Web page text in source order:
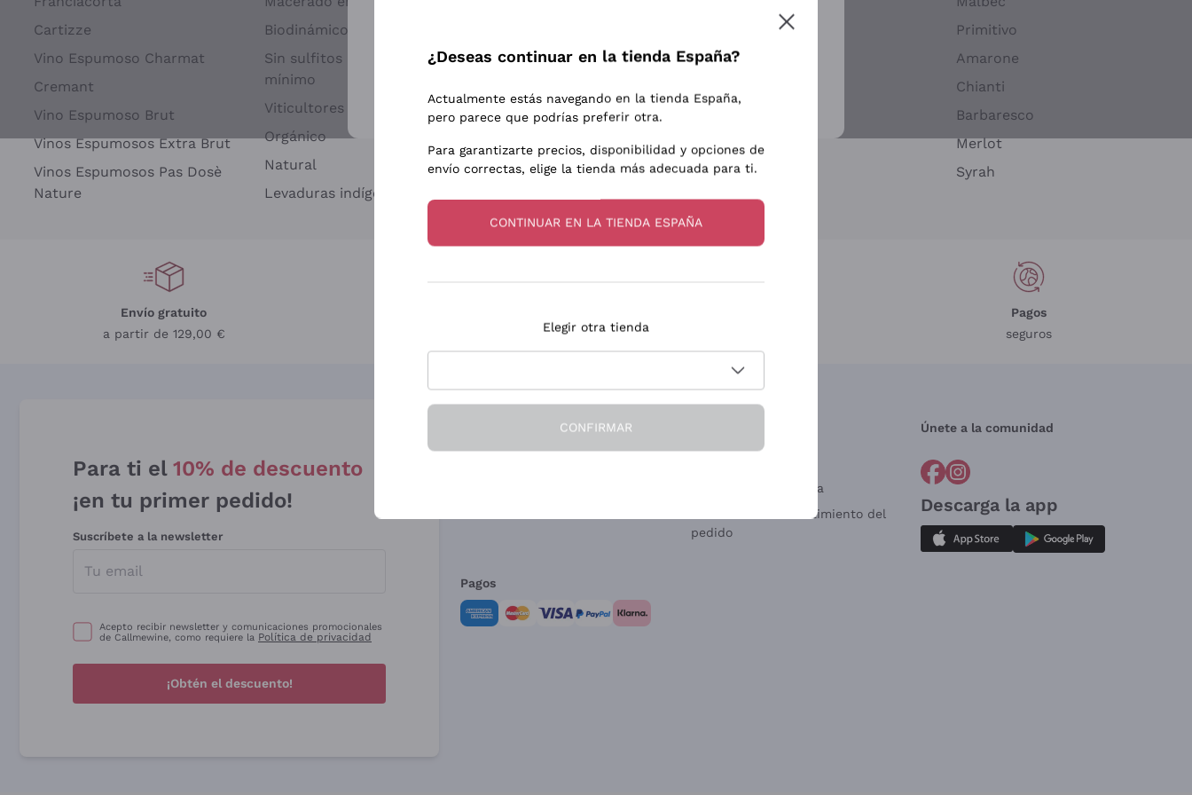
Cartizze
Vino Espumoso Charmat
Cremant
Vino Espumoso Brut
Vinos Espumosos Extra Brut
Vinos Espumosos Pas Dosè
Nature
Biodinámico
Sin sulfitos añadidos o
mínimo
Viticultores Independientes
Orgánico
Natural
Levaduras indígenas
Biondi Santi
Argiolas
Zenato
Ca' dei Frati
Sancerre
Pinot Gris
Sauvignon
Primitivo
Amarone
Chianti
Barbaresco
Merlot
Syrah
Envío gratuito
a partir de 129,00 €
Pagos
seguros
Para ti el 10% de descuento
¡en tu primer pedido!
Suscríbete a la newsletter
Acepto recibir newsletter y comunicaciones promocionales
de Callmewine, como requiere la Política de privacidad
¡Obtén el descuento!
Condiciones de Venta
Formulario de desistimiento del
pedido
Únete a la comunidad
Descarga la app
Pagos
Suscribirme
Para más información, lee nuestraPolítica de privacidad
¿Deseas continuar en la tienda España?
Actualmente estás navegando en la tienda España,
pero parece que podrías preferir otra.
Para garantizarte precios, disponibilidad y opciones de
envío correctas, elige la tienda más adecuada para ti.
CONTINUAR EN LA TIENDA ESPAÑA
Elegir otra tienda
CONFIRMAR